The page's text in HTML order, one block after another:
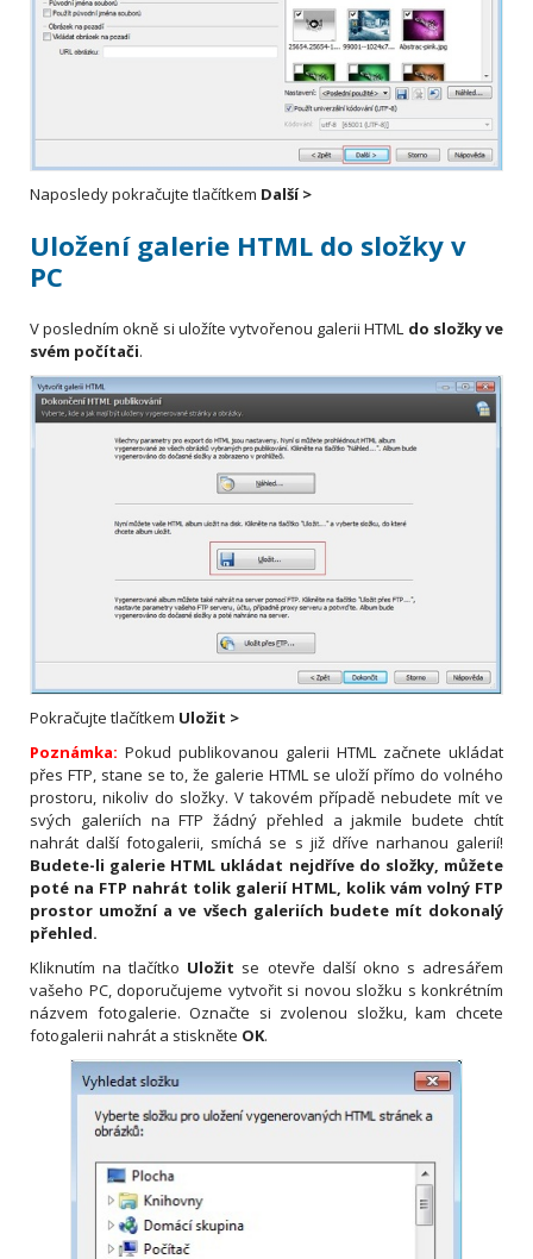
Naposledy pokračujte tlačítkem Další >
Uložení galerie HTML do složky v
PC
V posledním okně si uložíte vytvořenou galerii HTML do složky ve
svém počítači.
Pokračujte tlačítkem Uložit >
Poznámka: Pokud publikovanou galerii HTML začnete ukládat
přes FTP, stane se to, že galerie HTML se uloží přímo do volného
prostoru, nikoliv do složky. V takovém případě nebudete mít ve
svých galeriích na FTP žádný přehled a jakmile budete chtít
nahrát další fotogalerii, smíchá se s již dříve narhanou galerií!
Budete-li galerie HTML ukládat nejdříve do složky, můžete
poté na FTP nahrát tolik galerií HTML, kolik vám volný FTP
prostor umožní a ve všech galeriích budete mít dokonalý
přehled.
Kliknutím na tlačítko Uložit se otevře další okno s adresářem
vašeho PC, doporučujeme vytvořit si novou složku s konkrétním
názvem fotogalerie. Označte si zvolenou složku, kam chcete
fotogalerii nahrát a stiskněte OK.